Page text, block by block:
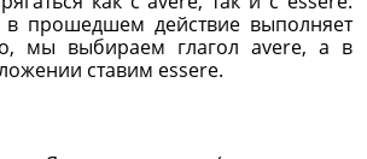
прошедшем действие выполняет
мы выбираем глагол avere, а в
ставим essere.